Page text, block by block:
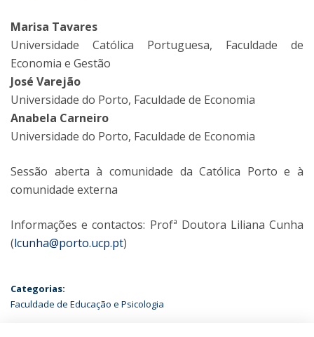
Marisa Tavares
Universidade Católica Portuguesa, Faculdade de
Economia e Gestão
José Varejão
Universidade do Porto, Faculdade de Economia
Anabela Carneiro
Universidade do Porto, Faculdade de Economia
Sessão aberta à comunidade da Católica Porto e à
comunidade externa
Informações e contactos: Profª Doutora Liliana Cunha
(lcunha@porto.ucp.pt)
Categorias:
Faculdade de Educação e Psicologia